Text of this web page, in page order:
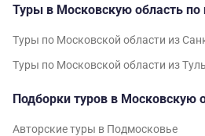
Туры в Московскую область по
Туры по Московской области из
Туры по Московской области из
Подборки туров в Московскую
Авторские туры в Подмосковье